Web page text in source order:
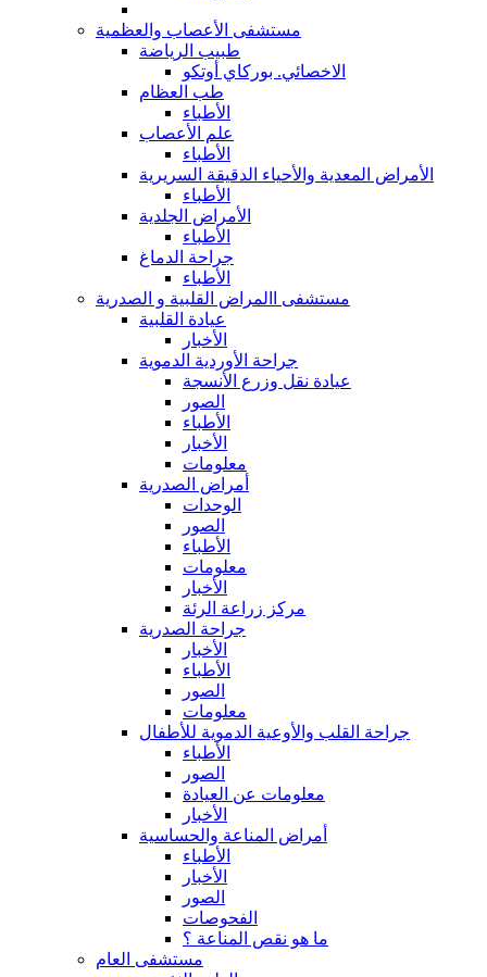
مستشفى الأعصاب والعظمية
طبيب الرياضة
الاخصائي. بوركاي أوتكو
طب العظام
الأطباء
علم الأعصاب
الأطباء
الأمراض المعدية والأحياء الدقيقة السريرية
الأطباء
الأمراض الجلدية
الأطباء
جراحة الدماغ
الأطباء
مستشفى االمراض القلبية و الصدرية
عيادة القلبية
الأخبار
جراحة الأوردية الدموية
عيادة نقل وزرع الأنسجة
الصور
الأطباء
الأخبار
معلومات
أمراض الصدرية
الوحدات
الصور
الأطباء
معلومات
الأخبار
مركز زراعة الرئة
جراحة الصدرية
الأخبار
الأطباء
الصور
معلومات
جراحة القلب والأوعية الدموية للأطفال
الأطباء
الصور
معلومات عن العيادة
الأخبار
أمراض المناعة والحساسية
الأطباء
الأخبار
الصور
الفحوصات
ما هو نقص المناعة ؟
مستشفى العام